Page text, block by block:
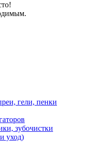
гели, пенки
зубочистки
уход)